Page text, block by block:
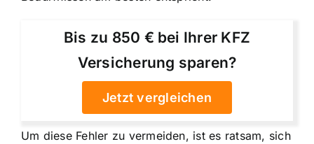
Bis zu 850 € bei Ihrer KFZ
Versicherung sparen?
Jetzt vergleichen
Um diese Fehler zu vermeiden, ist es ratsam, sich